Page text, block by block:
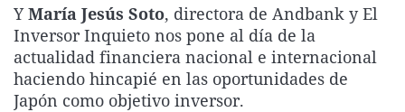
YMaría Jesús Soto, directora de Andbank y El
Inversor Inquieto nos pone al día de la
actualidad financiera nacional e internacional
haciendo hincapié en las oportunidades de
Japón como objetivo inversor.